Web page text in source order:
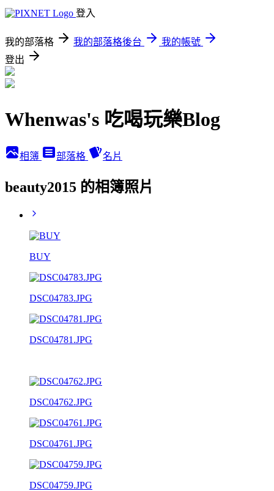
登入
我的部落格 我的部落格後台
我的帳號
登出
Whenwas's 吃喝玩樂Blog
相簿 部落格 名片
beauty2015 的相簿照片
BUY
DSC04783.JPG
DSC04781.JPG
DSC04762.JPG
DSC04761.JPG
DSC04759.JPG